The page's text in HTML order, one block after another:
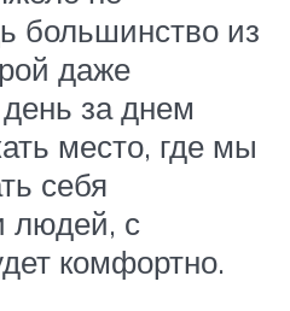
большинство из
даже
за днем
место, где мы
себя
людей, с
комфортно.